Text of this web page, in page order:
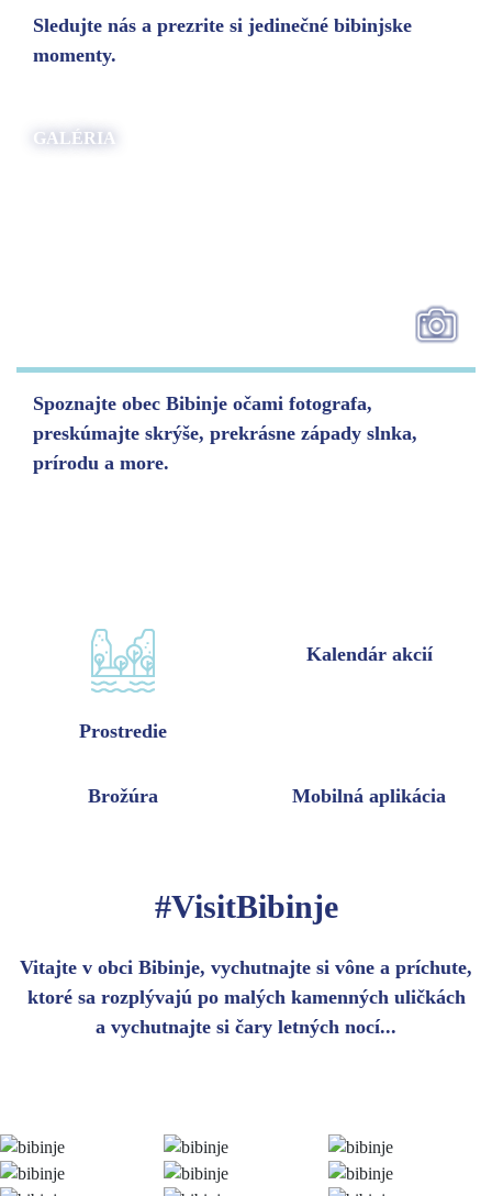
Sledujte nás a prezrite si jedinečné bibinjske
momenty.
GALÉRIA
Spoznajte obec Bibinje očami fotografa,
preskúmajte skrýše, prekrásne západy slnka,
prírodu a more.
Prostredie
Kalendár akcií
Brožúra Mobilná aplikácia
#VisitBibinje
Vitajte v obci Bibinje, vychutnajte si vône a príchute,
ktoré sa rozplývajú po malých kamenných uličkách
a vychutnajte si čary letných nocí...